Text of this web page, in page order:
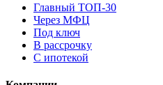
Главный ТОП-30
Через МФЦ
Под ключ
В рассрочку
С ипотекой